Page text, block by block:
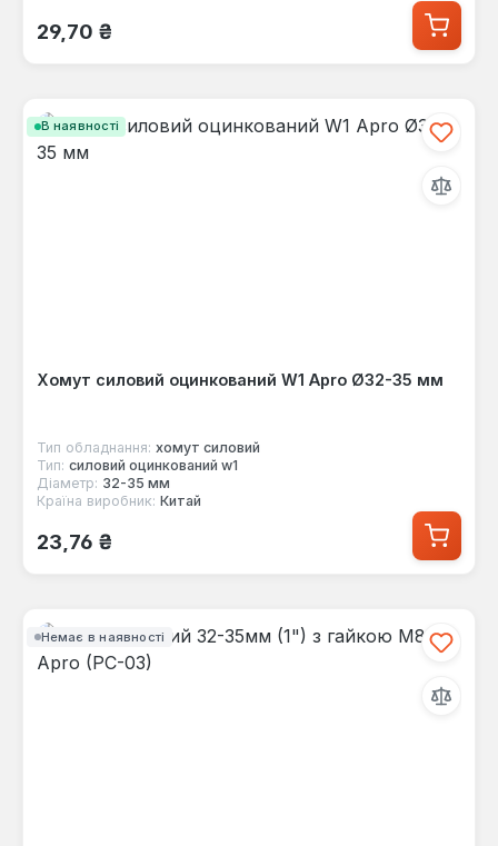
Звичайна ціна:
29,70 ₴
В наявності
Хомут силовий оцинкований W1 Apro Ø32-35 мм
Тип обладнання: хомут силовий
Тип: силовий оцинкований w1
Діаметр: 32-35 мм
Країна виробник: Китай
Звичайна ціна:
23,76 ₴
Немає в наявності